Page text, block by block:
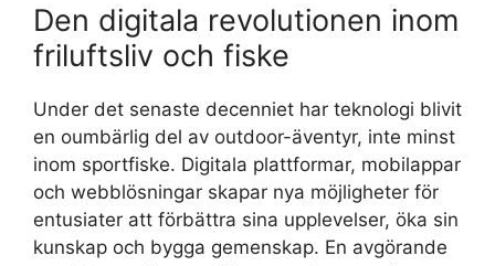
Den digitala revolutionen inom
friluftsliv och fiske
Under det senaste decenniet har teknologi blivit
en oumbärlig del av outdoor-äventyr, inte minst
inom sportfiske. Digitala plattformar, mobilappar
och webblösningar skapar nya möjligheter för
entusiater att förbättra sina upplevelser, öka sin
kunskap och bygga gemenskap. En avgörande